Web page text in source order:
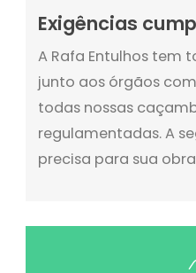
Exigências
A Rafa Entulhos tem
junto aos órgãos
todas nossas
regulamentadas. A
precisa para sua